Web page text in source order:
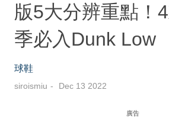
版5大分辨重點！
季必入Dunk Low
球鞋
siroismiu Dec 13 2022
廣告